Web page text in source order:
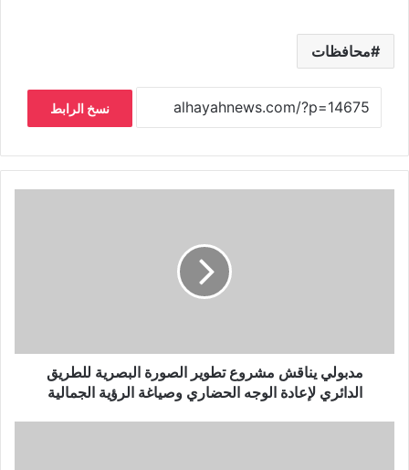
محافظات
نسخ الرابط
مدبولي يناقش مشروع تطوير الصورة البصرية للطريق
الدائري لإعادة الوجه الحضاري وصياغة الرؤية الجمالية